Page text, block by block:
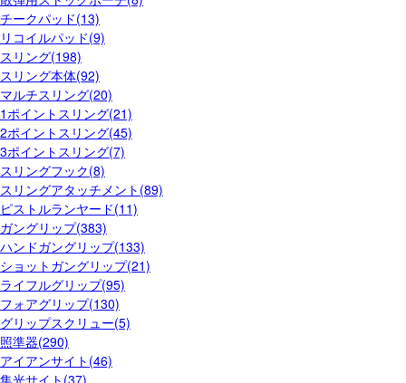
チークパッド(13)
リコイルパッド(9)
スリング(198)
スリング本体(92)
マルチスリング(20)
1ポイントスリング(21)
2ポイントスリング(45)
3ポイントスリング(7)
スリングフック(8)
スリングアタッチメント(89)
ピストルランヤード(11)
ガングリップ(383)
ハンドガングリップ(133)
ショットガングリップ(21)
ライフルグリップ(95)
フォアグリップ(130)
グリップスクリュー(5)
照準器(290)
アイアンサイト(46)
集光サイト(37)